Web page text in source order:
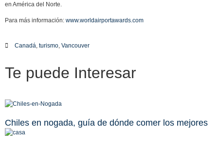
en América del Norte.
Para más información: www.worldairportawards.com
Canadá, turismo, Vancouver
Te puede Interesar
Chiles en nogada, guía de dónde comer los mejores